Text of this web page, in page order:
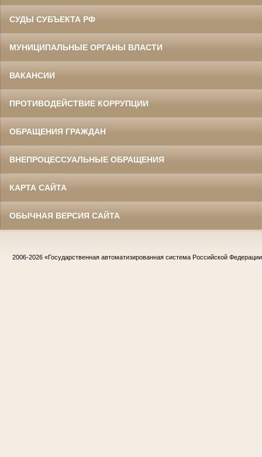
СУДЫ СУБЪЕКТА РФ
МУНИЦИПАЛЬНЫЕ ОРГАНЫ ВЛАСТИ
ВАКАНСИИ
ПРОТИВОДЕЙСТВИЕ КОРРУПЦИИ
ОБРАЩЕНИЯ ГРАЖДАН
ВНЕПРОЦЕССУАЛЬНЫЕ ОБРАЩЕНИЯ
КАРТА САЙТА
ОБЫЧНАЯ ВЕРСИЯ САЙТА
2006-2026 «Государственная автоматизированная система Российской